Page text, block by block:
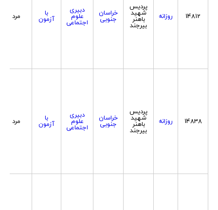
14812 روزانه
پردیس
شهید
باهنر
بیرجند
خراسان
جنوبی
دبیری
علوم
اجتماعی
با
آزمون مرد
14838 روزانه
پردیس
شهید
باهنر
بیرجند
خراسان
جنوبی
دبیری
علوم
اجتماعی
با
آزمون مرد